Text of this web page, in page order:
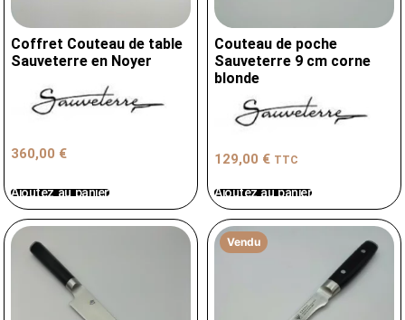
Coffret Couteau de table
Sauveterre en Noyer
360,00 €
Ajoutez au panier
Couteau de poche
Sauveterre 9 cm corne
blonde
129,00 € TTC
Ajoutez au panier
Vendu